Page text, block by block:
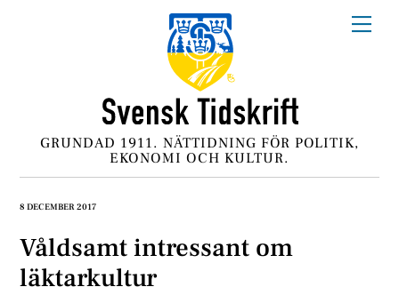
GRUNDAD 1911. NÄTTIDNING FÖR POLITIK,
EKONOMI OCH KULTUR.
8 DECEMBER 2017
Våldsamt intressant om
läktarkultur